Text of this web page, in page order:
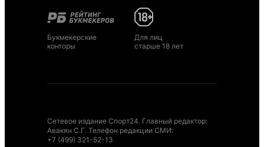
Букмекерские
конторы
Для лиц
старше 18 лет
Сетевое издание Спорт24. Главный редактор:
Авакян С.Г. Телефон редакции СМИ:
+7 (499) 321-52-13